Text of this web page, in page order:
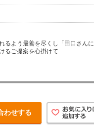
るよう最善を尽くし「田口さん
るご提案を心掛けて…
わせする